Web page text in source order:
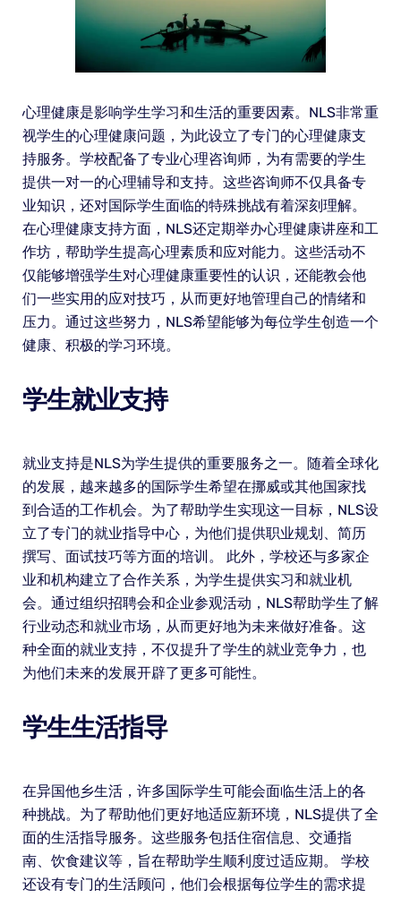
心理健康是影响学生学习和生活的重要因素。NLS非常重
视学生的心理健康问题，为此设立了专门的心理健康支
持服务。学校配备了专业心理咨询师，为有需要的学生
提供一对一的心理辅导和支持。这些咨询师不仅具备专
业知识，还对国际学生面临的特殊挑战有着深刻理解。
在心理健康支持方面，NLS还定期举办心理健康讲座和工
作坊，帮助学生提高心理素质和应对能力。这些活动不
仅能够增强学生对心理健康重要性的认识，还能教会他
们一些实用的应对技巧，从而更好地管理自己的情绪和
压力。通过这些努力，NLS希望能够为每位学生创造一个
健康、积极的学习环境。
学生就业支持
就业支持是NLS为学生提供的重要服务之一。随着全球化
的发展，越来越多的国际学生希望在挪威或其他国家找
到合适的工作机会。为了帮助学生实现这一目标，NLS设
立了专门的就业指导中心，为他们提供职业规划、简历
撰写、面试技巧等方面的培训。 此外，学校还与多家企
业和机构建立了合作关系，为学生提供实习和就业机
会。通过组织招聘会和企业参观活动，NLS帮助学生了解
行业动态和就业市场，从而更好地为未来做好准备。这
种全面的就业支持，不仅提升了学生的就业竞争力，也
为他们未来的发展开辟了更多可能性。
学生生活指导
在异国他乡生活，许多国际学生可能会面临生活上的各
种挑战。为了帮助他们更好地适应新环境，NLS提供了全
面的生活指导服务。这些服务包括住宿信息、交通指
南、饮食建议等，旨在帮助学生顺利度过适应期。 学校
还设有专门的生活顾问，他们会根据每位学生的需求提